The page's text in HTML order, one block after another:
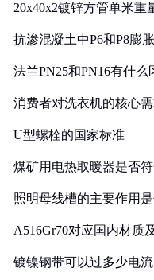
20x40x2镀锌方管单米重
抗渗混凝土中P6和P8膨
法兰PN25和PN16有什么
消费者对洗衣机的核心
U型螺栓的国家标准
煤矿用电热取暖器是否
照明母线槽的主要作用
A516Gr70对应国内材质
镀镍钢带可以过多少电流